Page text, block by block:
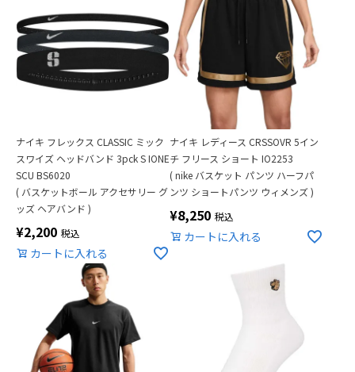
ナイキ フレックス CLASSIC ミック
スワイズ ヘッドバンド 3pck S IONE
SCU BS6020
( バスケットボール アクセサリー グ
ッズ ヘアバンド )
¥2,200 税込
カートに入れる
ナイキ レディース CRSSOVR 5イン
チ フリース ショート IO2253
( nike バスケット パンツ ハーフパ
ンツ ショートパンツ ウィメンズ )
¥8,250 税込
カートに入れる